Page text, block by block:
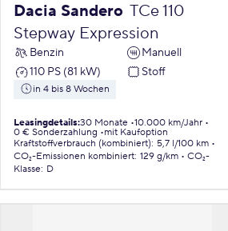
Dacia Sandero TCe 110
Stepway Expression
Benzin
Manuell
110 PS (81 kW)
Stoff
in 4 bis 8 Wochen
Leasingdetails:30 Monate 10.000 km/Jahr
0 € Sonderzahlung
mit Kaufoption
Kraftstoffverbrauch (kombiniert): 5,7 l/100 km
CO₂-Emissionen kombiniert: 129 g/km
CO₂-
Klasse: D